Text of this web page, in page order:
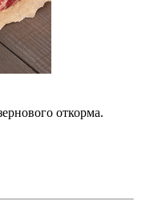
откорма.